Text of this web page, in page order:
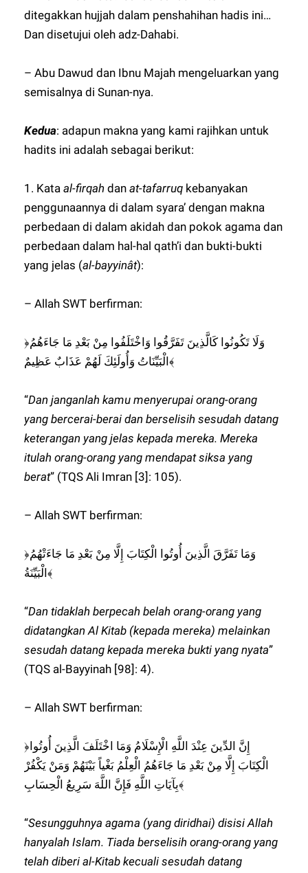
ditegakkan hujjah dalam penshahihan hadis ini…
Dan disetujui oleh adz-Dahabi.
– Abu Dawud dan Ibnu Majah mengeluarkan yang
semisalnya di Sunan-nya.
Kedua: adapun makna yang kami rajihkan untuk
hadits ini adalah sebagai berikut:
1. Kataal-firqah danat-tafarruq kebanyakan
penggunaannya di dalam syara’ dengan makna
perbedaan di dalam akidah dan pokok agama dan
perbedaan dalam hal-hal qath’i dan bukti-bukti
yang jelas (al-bayyinât):
– Allah SWT berfirman:
﴿وَلَا تَكُونُوا كَالَّذِينَ تَفَرَّقُوا وَاخْتَلَفُوا مِنْ بَعْدِ مَا جَاءَهُمُ
الْبَيِّنَاتُ وَأُولَئِكَ لَهُمْ عَذَابٌ عَظِيمٌ﴾
“Dan janganlah kamu menyerupai orang-orang
yang bercerai-berai dan berselisih sesudah datang
keterangan yang jelas kepada mereka. Mereka
itulah orang-orang yang mendapat siksa yang
berat” (TQS Ali Imran [3]: 105).
– Allah SWT berfirman:
﴿وَمَا تَفَرَّقَ الَّذِينَ أُوتُوا الْكِتَابَ إِلَّا مِنْ بَعْدِ مَا جَاءَتْهُمُ
الْبَيِّنَةُ﴾
“Dan tidaklah berpecah belah orang-orang yang
didatangkan Al Kitab (kepada mereka) melainkan
sesudah datang kepada mereka bukti yang nyata”
(TQS al-Bayyinah [98]: 4).
– Allah SWT berfirman:
﴿إِنَّ الدِّينَ عِنْدَ اللَّهِ الْإِسْلَامُ وَمَا اخْتَلَفَ الَّذِينَ أُوتُوا
الْكِتَابَ إِلَّا مِنْ بَعْدِ مَا جَاءَهُمُ الْعِلْمُ بَغْياً بَيْنَهُمْ وَمَنْ يَكْفُرْ
بِآيَاتِ اللَّهِ فَإِنَّ اللَّهَ سَرِيعُ الْحِسَابِ﴾
“Sesungguhnya agama (yang diridhai) disisi Allah
hanyalah Islam. Tiada berselisih orang-orang yang
telah diberi al-Kitab kecuali sesudah datang